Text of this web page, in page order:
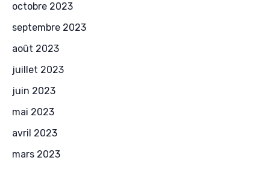
octobre 2023
septembre 2023
août 2023
juillet 2023
juin 2023
mai 2023
avril 2023
mars 2023